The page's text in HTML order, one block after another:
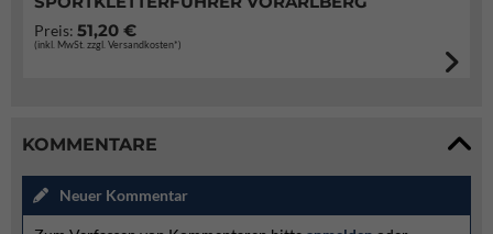
Preis: 51,20 €
(inkl. MwSt. zzgl. Versandkosten*)
KOMMENTARE
Neuer Kommentar